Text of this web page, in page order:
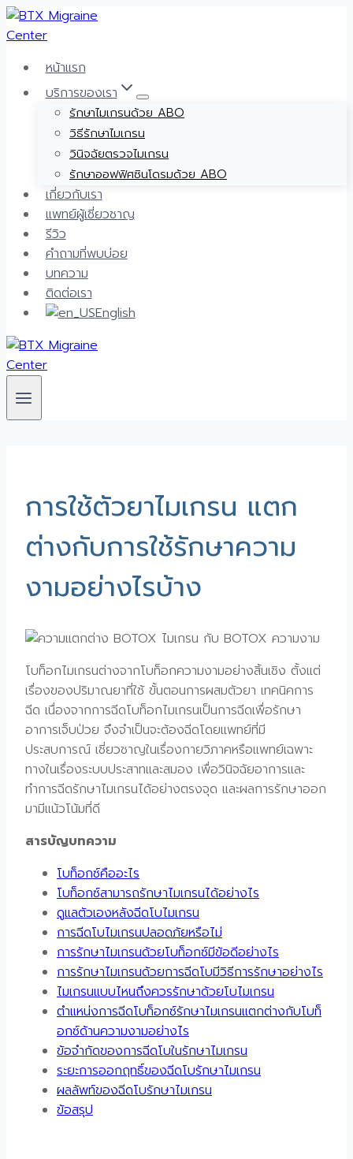
Skip
to
หน้าแรก
บริการของเรา
รักษาไมเกรนด้วย ABO
วิธีรักษาไมเกรน
วินิจฉัยตรวจไมเกรน
รักษาออฟฟิศซินโดรมด้วย ABO
เกี่ยวกับเรา
แพทย์ผู้เชี่ยวชาญ
รีวิว
คำถามที่พบบ่อย
บทความ
ติดต่อเรา
English
การใช้ตัวยาไมเกรน แตก
ต่างกับการใช้รักษาความ
งามอย่างไรบ้าง
โบท็อกไมเกรนต่างจากโบท็อกความงามอย่างสิ้นเชิง ตั้งแต่
เรื่องของปริมาณยาที่ใช้ ขั้นตอนการผสมตัวยา เทคนิคการ
ฉีด เนื่องจากการฉีดโบท็อกไมเกรนเป็นการฉีดเพื่อรักษา
อาการเจ็บป่วย จึงจำเป็นจะต้องฉีดโดยแพทย์ที่มี
ประสบการณ์ เชี่ยวชาญในเรื่องกายวิภาคหรือแพทย์เฉพาะ
ทางในเรื่องระบบประสาทและสมอง เพื่อวินิจฉัยอาการและ
ทำการฉีดรักษาไมเกรนได้อย่างตรงจุด และผลการรักษาออก
มามีแน้วโน้มที่ดี
สารบัญบทความ
โบท็อกซ์คืออะไร
โบท็อกซ์สามารถรักษาไมเกรนได้อย่างไร
ดูแลตัวเองหลังฉีดโบไมเกรน
การฉีดโบไมเกรนปลอดภัยหรือไม่
การรักษาไมเกรนด้วยโบท็อกซ์มีข้อดีอย่างไร
การรักษาไมเกรนด้วยการฉีดโบมีวิธีการรักษาอย่างไร
ไมเกรนแบบไหนถึงควรรักษาด้วยโบไมเกรน
ตำแหน่งการฉีดโบท็อกซ์รักษาไมเกรนแตกต่างกับโบท็
อกซ์ด้านความงามอย่างไร
ข้อจำกัดของการฉีดโบในรักษาไมเกรน
ระยะการออกฤทธิ์ของฉีดโบรักษาไมเกรน
ผลลัพท์ของฉีดโบรักษาไมเกรน
ข้อสรุป